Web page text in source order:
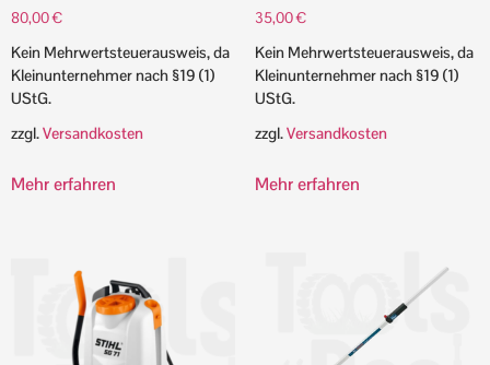
80,00€
Kein Mehrwertsteuerausweis, da
Kleinunternehmer nach §19 (1)
UStG.
zzgl.Versandkosten
Mehr erfahren
35,00€
Kein Mehrwertsteuerausweis, da
Kleinunternehmer nach §19 (1)
UStG.
zzgl.Versandkosten
Mehr erfahren